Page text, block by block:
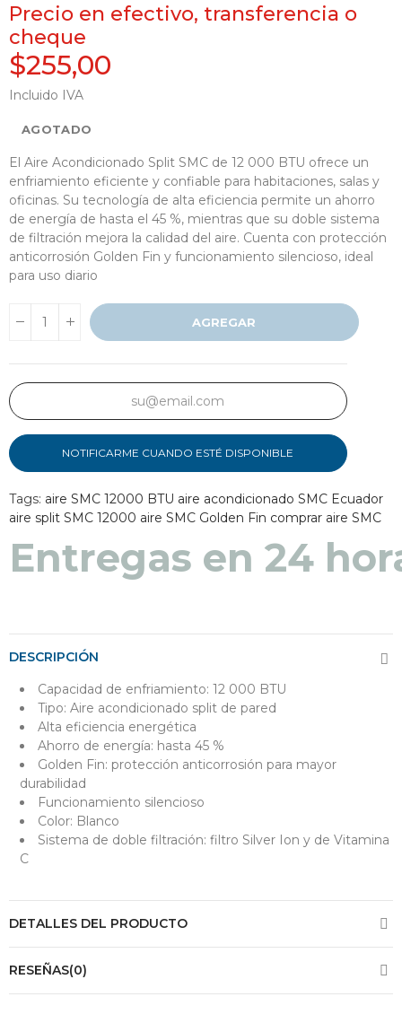
Precio en efectivo, transferencia o
cheque
$255,00
Incluido IVA
AGOTADO
El Aire Acondicionado Split SMC de 12 000 BTU ofrece un
enfriamiento eficiente y confiable para habitaciones, salas y
oficinas. Su tecnología de alta eficiencia permite un ahorro
de energía de hasta el 45 %, mientras que su doble sistema
de filtración mejora la calidad del aire. Cuenta con protección
anticorrosión Golden Fin y funcionamiento silencioso, ideal
para uso diario
AGREGAR
NOTIFICARME CUANDO ESTÉ DISPONIBLE
Tags: aire SMC 12000 BTU aire acondicionado SMC Ecuador
aire split SMC 12000 aire SMC Golden Fin comprar aire SMC
Entregas en 48 a
DESCRIPCIÓN
Capacidad de enfriamiento: 12 000 BTU
Tipo: Aire acondicionado split de pared
Alta eficiencia energética
Ahorro de energía: hasta 45 %
Golden Fin: protección anticorrosión para mayor
durabilidad
Funcionamiento silencioso
Color: Blanco
Sistema de doble filtración: filtro Silver Ion y de Vitamina
C
DETALLES DEL PRODUCTO
RESEÑAS(0)